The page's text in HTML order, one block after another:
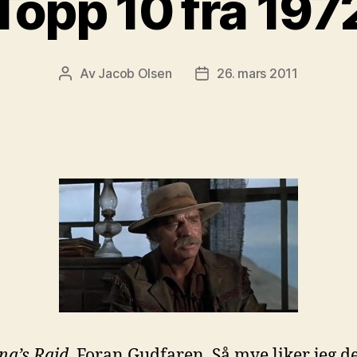
Innleggsforfatter
Av Jacob Olsen Publiseringsdato
26. mars 2011